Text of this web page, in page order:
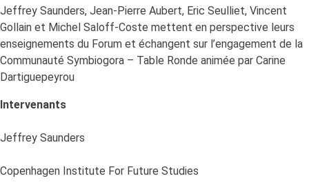
Jeffrey Saunders, Jean-Pierre Aubert, Eric Seulliet, Vincent
Gollain et Michel Saloff-Coste mettent en perspective leurs
enseignements du Forum et échangent sur l’engagement de la
Communauté Symbiogora – Table Ronde animée par Carine
Dartiguepeyrou
Intervenants
Jeffrey Saunders
Copenhagen Institute For Future Studies